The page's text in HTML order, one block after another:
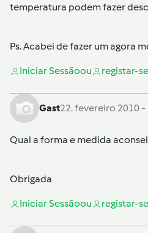
temperatura podem fazer
Ps. Acabei de fazer um agora
Iniciar Sessãoou registar-se
Gast22. fevereiro 2010 -
Qual a forma e medida
Obrigada
Iniciar Sessãoou registar-se